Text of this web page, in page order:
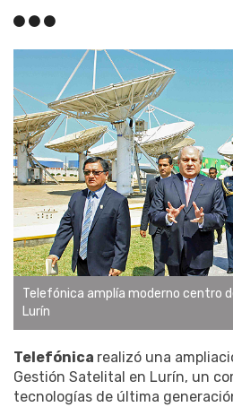
Telefónica amplía moderno centro
Lurín
Telefónica realizó una
Gestión Satelital en Lurín, un
tecnologías de última